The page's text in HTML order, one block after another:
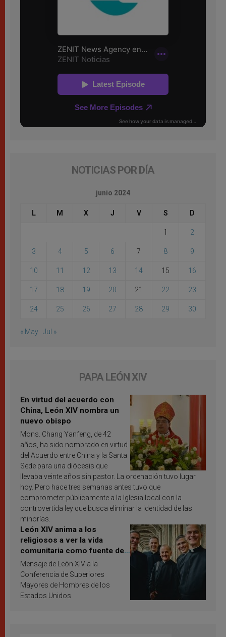
NOTICIAS POR DÍA
junio 2024
L M X J V S D
1 2
3 4 5 6 7 8 9
10 11 12 13 14 15 16
17 18 19 20 21 22 23
24 25 26 27 28 29 30
« May Jul »
PAPA LEÓN XIV
En virtud del acuerdo con
China, León XIV nombra un
nuevo obispo
Mons. Chang Yanfeng, de 42
años, ha sido nombrado en virtud
del Acuerdo entre China y la Santa
Sede para una diócesis que
llevaba veinte años sin pastor. La ordenación tuvo lugar
hoy. Pero hace tres semanas antes tuvo que
comprometer públicamente a la Iglesia local con la
controvertida ley que busca eliminar la identidad de las
minorías.
León XIV anima a los
religiosos a ver la vida
comunitaria como fuente de
inspiración y santificación
Mensaje de León XIV a la
Conferencia de Superiores
Mayores de Hombres de los
Estados Unidos